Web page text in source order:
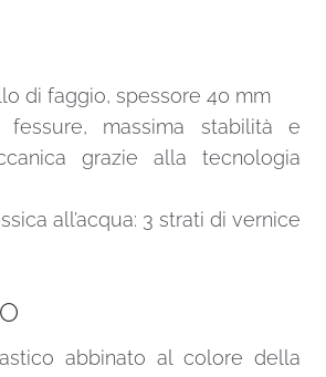
di faggio, spessore 40 mm
massima stabilità e
grazie alla tecnologia
all’acqua: 3 strati di vernice
abbinato al colore della